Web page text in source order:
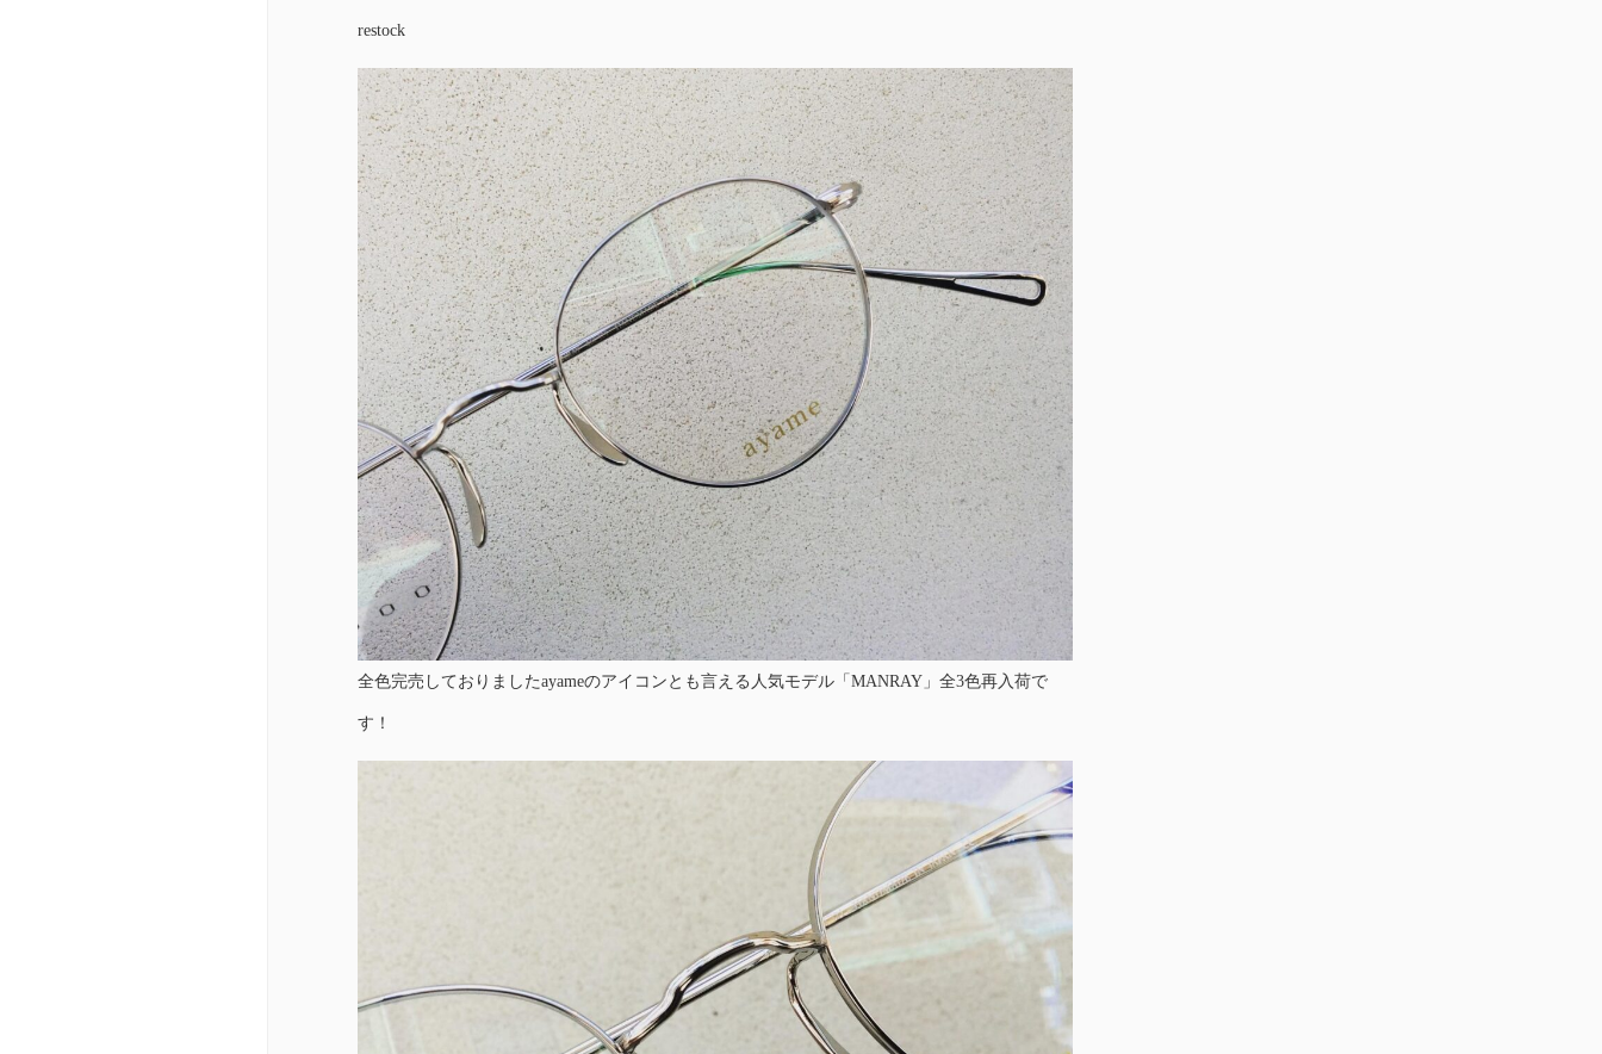
restock
全色完売しておりましたayameのアイコンとも言える人気モデル「MANRAY」全3色再入荷で
す！